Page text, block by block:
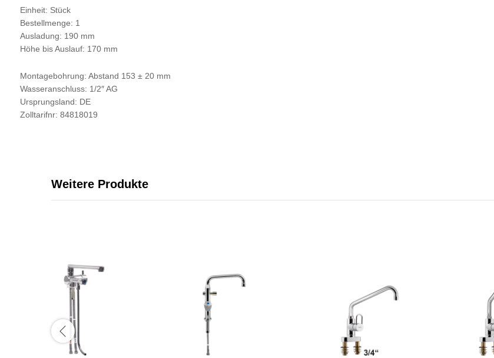
Einheit: Stück
Bestellmenge: 1
Ausladung: 190 mm
Höhe bis Auslauf: 170 mm
Montagebohrung: Abstand 153 ± 20 mm
Wasseranschluss: 1/2″ AG
Ursprungsland: DE
Zolltarifnr: 84818019
Weitere Produkte